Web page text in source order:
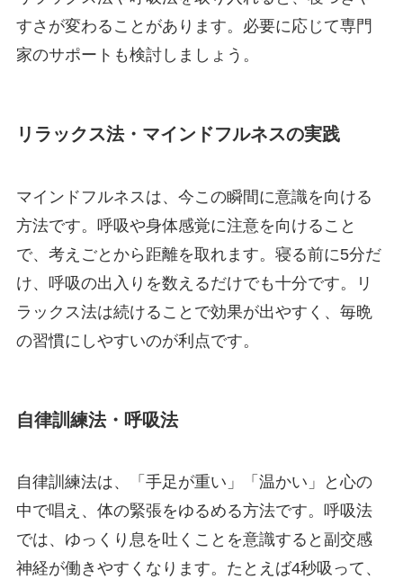
すさが変わることがあります。必要に応じて専門
家のサポートも検討しましょう。
リラックス法・マインドフルネスの実践
マインドフルネスは、今この瞬間に意識を向ける
方法です。呼吸や身体感覚に注意を向けること
で、考えごとから距離を取れます。寝る前に5分だ
け、呼吸の出入りを数えるだけでも十分です。リ
ラックス法は続けることで効果が出やすく、毎晩
の習慣にしやすいのが利点です。
自律訓練法・呼吸法
自律訓練法は、「手足が重い」「温かい」と心の
中で唱え、体の緊張をゆるめる方法です。呼吸法
では、ゆっくり息を吐くことを意識すると副交感
神経が働きやすくなります。たとえば4秒吸って、